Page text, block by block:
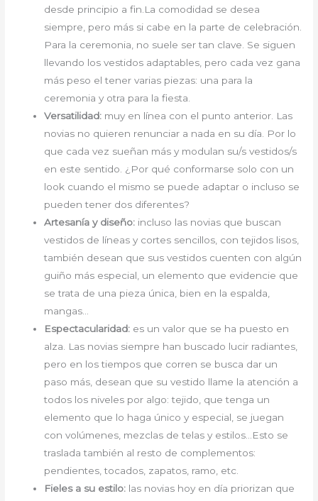
desde principio a fin.La comodidad se desea
siempre, pero más si cabe en la parte de celebración.
Para la ceremonia, no suele ser tan clave. Se siguen
llevando los vestidos adaptables, pero cada vez gana
más peso el tener varias piezas: una para la
ceremonia y otra para la fiesta.
Versatilidad: muy en línea con el punto anterior. Las
novias no quieren renunciar a nada en su día. Por lo
que cada vez sueñan más y modulan su/s vestidos/s
en este sentido. ¿Por qué conformarse solo con un
look cuando el mismo se puede adaptar o incluso se
pueden tener dos diferentes?
Artesanía y diseño: incluso las novias que buscan
vestidos de líneas y cortes sencillos, con tejidos lisos,
también desean que sus vestidos cuenten con algún
guiño más especial, un elemento que evidencie que
se trata de una pieza única, bien en la espalda,
mangas…
Espectacularidad: es un valor que se ha puesto en
alza. Las novias siempre han buscado lucir radiantes,
pero en los tiempos que corren se busca dar un
paso más, desean que su vestido llame la atención a
todos los niveles por algo: tejido, que tenga un
elemento que lo haga único y especial, se juegan
con volúmenes, mezclas de telas y estilos…Esto se
traslada también al resto de complementos:
pendientes, tocados, zapatos, ramo, etc.
Fieles a su estilo: las novias hoy en día priorizan que